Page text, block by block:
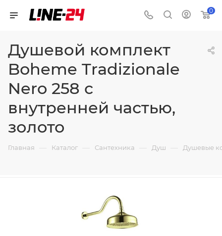
0
Душевой комплект
Boheme Tradizionale
Nero 258 с
внутренней частью,
золото
Главная — Каталог — Сантехника — Душ — Душевые